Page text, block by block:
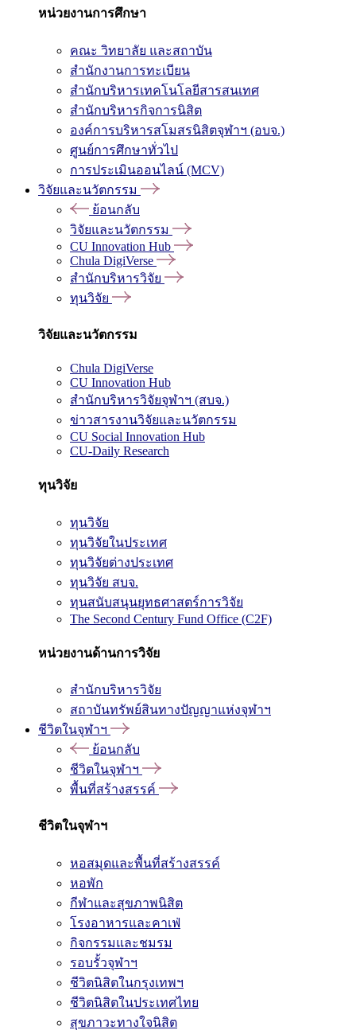
หน่วยงานการศึกษา
คณะ วิทยาลัย และสถาบัน
สำนักงานการทะเบียน
สำนักบริหารเทคโนโลยีสารสนเทศ
สำนักบริหารกิจการนิสิต
องค์การบริหารสโมสรนิสิตจุฬาฯ (อบจ.)
ศูนย์การศึกษาทั่วไป
การประเมินออนไลน์ (MCV)
วิจัยและนวัตกรรม
ย้อนกลับ
วิจัยและนวัตกรรม
CU Innovation Hub
Chula DigiVerse
สำนักบริหารวิจัย
ทุนวิจัย
วิจัยและนวัตกรรม
Chula DigiVerse
CU Innovation Hub
สำนักบริหารวิจัยจุฬาฯ (สบจ.)
ข่าวสารงานวิจัยและนวัตกรรม
CU Social Innovation Hub
CU-Daily Research
ทุนวิจัย
ทุนวิจัย
ทุนวิจัยในประเทศ
ทุนวิจัยต่างประเทศ
ทุนวิจัย สบจ.
ทุนสนับสนุนยุทธศาสตร์การวิจัย
The Second Century Fund Office (C2F)
หน่วยงานด้านการวิจัย
สำนักบริหารวิจัย
สถาบันทรัพย์สินทางปัญญาแห่งจุฬาฯ
ชีวิตในจุฬาฯ
ย้อนกลับ
ชีวิตในจุฬาฯ
พื้นที่สร้างสรรค์
ชีวิตในจุฬาฯ
หอสมุดและพื้นที่สร้างสรรค์
หอพัก
กีฬาและสุขภาพนิสิต
โรงอาหารและคาเฟ่
กิจกรรมและชมรม
รอบรั้วจุฬาฯ
ชีวิตนิสิตในกรุงเทพฯ
ชีวิตนิสิตในประเทศไทย
สุขภาวะทางใจนิสิต